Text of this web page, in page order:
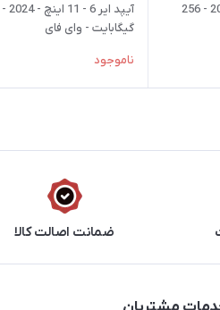
آیپد ایر 6 - 13 اینچ - 2024 - 256
گیگابایت - وای فای
ناموجود
ضمانت اصالت کالا